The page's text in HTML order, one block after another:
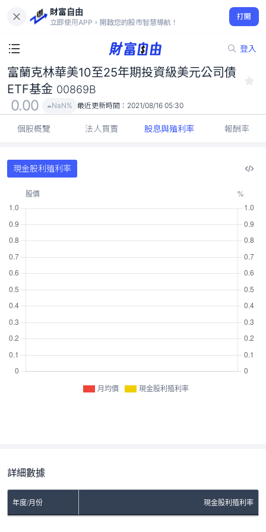
財富自由
立即使用APP，開啟您的股市智慧導航！
打開
登入
富蘭克林華美10至25年期投資級美元公司債ETF基金 00869B
0.00
NaN%
富蘭克林華美10至25年期投資級美元公司債
ETF基金 00869B
0.00 NaN% 最近更新時間： 2021/08/16 05:30
個股概覽 法人買賣 股息與殖利率 報酬率
現金股利殖利率
月均價 現金股利殖利率
詳細數據
年度/月份 現金股利殖利率